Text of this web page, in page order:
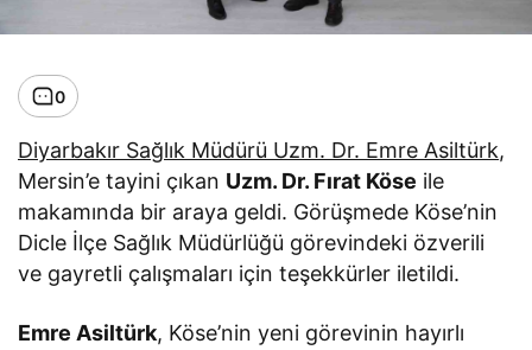
0
Diyarbakır Sağlık Müdürü Uzm. Dr. Emre Asiltürk,
Mersin’e tayini çıkan Uzm. Dr. Fırat Köse ile
makamında bir araya geldi. Görüşmede Köse’nin
Dicle İlçe Sağlık Müdürlüğü görevindeki özverili
ve gayretli çalışmaları için teşekkürler iletildi.
Emre Asiltürk, Köse’nin yeni görevinin hayırlı